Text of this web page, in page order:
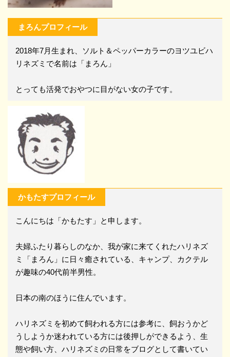
まろんプロフィール
2018年7月生まれ、ソルト＆ペッパーカラーのヨツユビハ
リネズミで名前は「まろん」
とっても活発でおやつに目がない女の子です。
かもたすプロフィール
こんにちは「かもたす」と申します。
夫婦ふたり暮らしのなか、我が家に来てくれたハリネズ
ミ「まろん」に日々癒されている、キャンプ、カクテル
が趣味の40代前半男性。
日本の南のほうに住んでいます。
ハリネズミを初めて飼われる方には参考に、飼おうかど
うしようか迷われている方には後押しができるよう、生
態や飼い方、ハリネズミの日常をブログとして書いてい